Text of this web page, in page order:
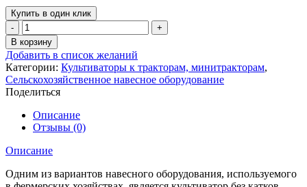
Купить в один клик
Количество
товара
Культиватор
Bomet
2,1м
с
задним
катком
U724/3
В корзину
Добавить в список желаний
Категории: Культиваторы к тракторам, минитракторам,
Сельскохозяйственное навесное оборудование
Поделиться
Описание
Отзывы (0)
Описание
Одним из вариантов навесного оборудования, используемого